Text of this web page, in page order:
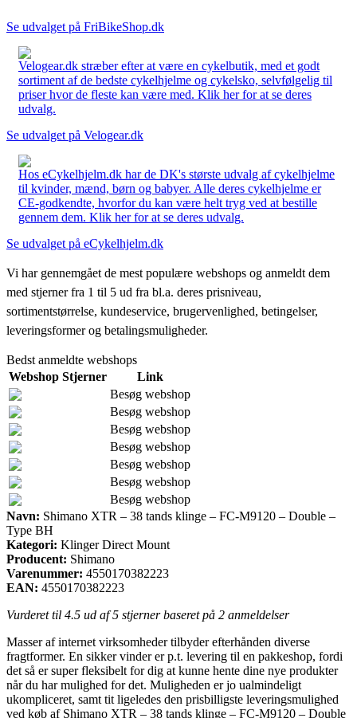
Se udvalget på FriBikeShop.dk
Velogear.dk stræber efter at være en cykelbutik, med et godt
sortiment af de bedste cykelhjelme og cykelsko, selvfølgelig til
priser hvor de fleste kan være med. Klik her for at se deres
udvalg.
Se udvalget på Velogear.dk
Hos eCykelhjelm.dk har de DK's største udvalg af cykelhjelme
til kvinder, mænd, børn og babyer. Alle deres cykelhjelme er
CE-godkendte, hvorfor du kan være helt tryg ved at bestille
gennem dem. Klik her for at se deres udvalg.
Se udvalget på eCykelhjelm.dk
Vi har gennemgået de mest populære webshops og anmeldt dem
med stjerner fra 1 til 5 ud fra bl.a. deres prisniveau,
sortimentstørrelse, kundeservice, brugervenlighed, betingelser,
leveringsformer og betalingsmuligheder.
Bedst anmeldte webshops
Webshop Stjerner
Link
Besøg webshop
Besøg webshop
Besøg webshop
Besøg webshop
Besøg webshop
Besøg webshop
Besøg webshop
Navn: Shimano XTR – 38 tands klinge – FC-M9120 – Double –
Type BH
Kategori: Klinger Direct Mount
Producent: Shimano
Varenummer: 4550170382223
EAN: 4550170382223
Vurderet til 4.5 ud af 5 stjerner baseret på 2 anmeldelser
Masser af internet virksomheder tilbyder efterhånden diverse
fragtformer. En sikker vinder er p.t. levering til en pakkeshop, fordi
det så er super fleksibelt for dig at kunne hente dine nye produkter
når du har mulighed for det. Muligheden er jo ualmindeligt
ukompliceret, samt tit ligeledes den prisbilligste leveringsmulighed
ved køb af Shimano XTR – 38 tands klinge – FC-M9120 – Double